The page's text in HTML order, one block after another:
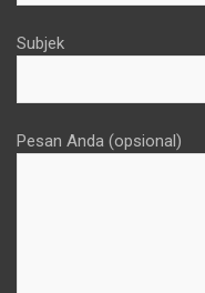
Subjek
Pesan Anda (opsional)